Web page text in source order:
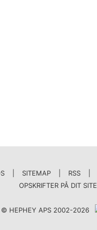
SITEMAP RSS
OPSKRIFTER PÅ DIT SITE
© HEPHEY APS 2002-2026